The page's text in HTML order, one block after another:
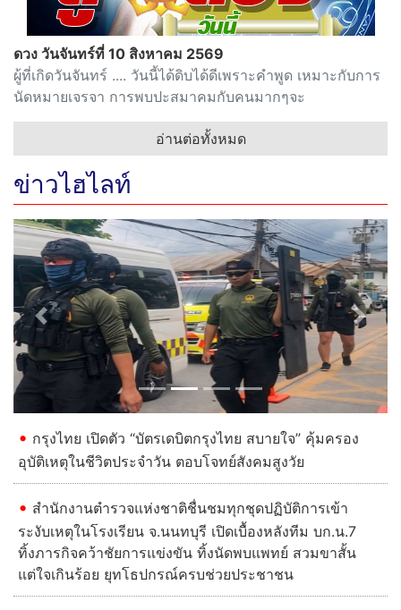
ดวง วันจันทร์ที่ 10 สิงหาคม 2569
ผู้ที่เกิดวันจันทร์ .... วันนี้ได้ดิบได้ดีเพราะคำพูด เหมาะกับการ
นัดหมายเจรจา การพบปะสมาคมกับคนมากๆจะ
อ่านต่อทั้งหมด
ข่าวไฮไลท์
Previous Next
กรุงไทย เปิดตัว “บัตรเดบิตกรุงไทย สบายใจ” คุ้มครอง
อุบัติเหตุในชีวิตประจำวัน ตอบโจทย์สังคมสูงวัย
สำนักงานตำรวจแห่งชาติชื่นชมทุกชุดปฏิบัติการเข้า
ระงับเหตุในโรงเรียน จ.นนทบุรี เปิดเบื้องหลังทีม บก.น.7
ทิ้งภารกิจคว้าชัยการแข่งขัน ทิ้งนัดพบแพทย์ สวมขาสั้น
แต่ใจเกินร้อย ยุทโธปกรณ์ครบช่วยประชาชน